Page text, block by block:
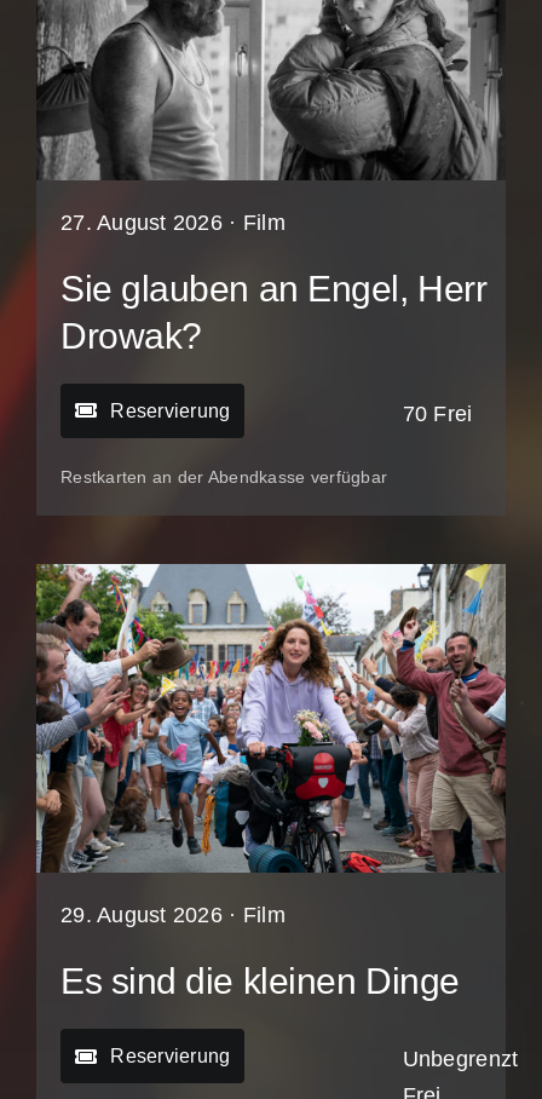
27. August 2026 · Film
Sie glauben an Engel, Herr
Drowak?
Reservierung 70 Frei
Restkarten an der Abendkasse verfügbar
29. August 2026 · Film
Es sind die kleinen Dinge
Reservierung
Unbegrenzt